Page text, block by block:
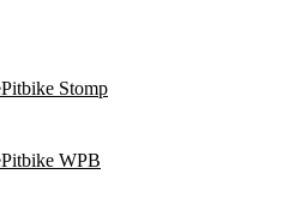
Pitbike Stomp
Pitbike WPB